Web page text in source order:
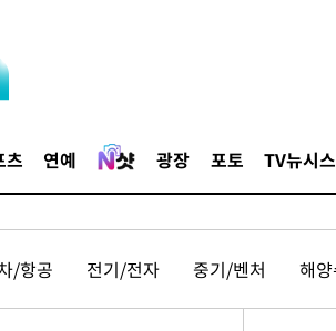
츠 연예 광장 포토 TV뉴시스
/항공 전기/전자 중기/벤처 해